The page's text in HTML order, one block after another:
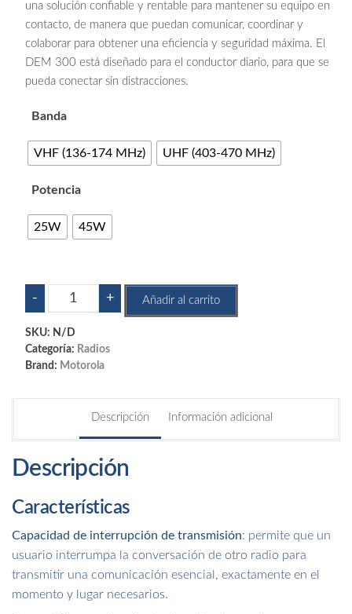
una solución confiable y rentable para mantener su equipo en
contacto, de manera que puedan comunicar, coordinar y
colaborar para obtener una eficiencia y seguridad máxima. El
DEM 300 está diseñado para el conductor diario, para que se
pueda conectar sin distracciones.
Banda
VHF (136-174 MHz) UHF (403-470 MHz)
Potencia
25W 45W
-
Radio
móvil
Motorola
DEM300
cantidad
+ Añadir al carrito
SKU: N/D
Categoría: Radios
Brand: Motorola
Descripción Información adicional
Descripción
Características
Capacidad de interrupción de transmisión: permite que un
usuario interrumpa la conversación de otro radio para
transmitir una comunicación esencial, exactamente en el
momento y lugar necesarios.